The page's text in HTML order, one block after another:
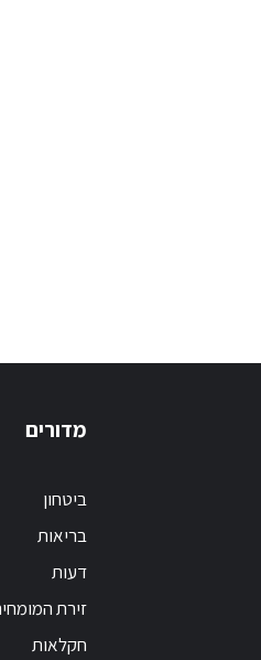
מדורים
ביטחון
בריאות
דעות
זירת
חקלאות